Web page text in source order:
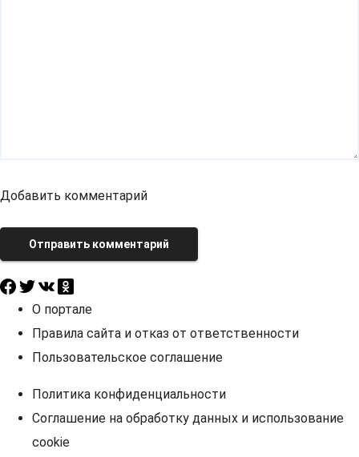
Добавить комментарий
Отправить комментарий
О портале
Правила сайта и отказ от ответственности
Пользовательское соглашение
Политика конфиденциальности
Соглашение на обработку данных и использование
cookie